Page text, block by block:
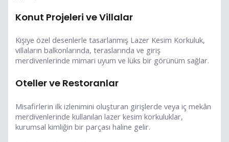
Konut Projeleri ve Villalar
Kişiye özel desenlerle tasarlanmış Lazer Kesim Korkuluk,
villaların balkonlarında, teraslarında ve giriş
merdivenlerinde mimari uyum ve lüks bir görünüm sağlar.
Oteller ve Restoranlar
Misafirlerin ilk izlenimini oluşturan girişlerde veya iç mekân
merdivenlerinde kullanılan lazer kesim korkuluklar,
kurumsal kimliğin bir parçası haline gelir.